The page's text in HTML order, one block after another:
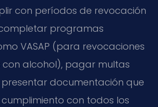
con períodos de revocación
programas
VASAP (para revocaciones
alcohol), pagar multas
presentar documentación que
con todos los